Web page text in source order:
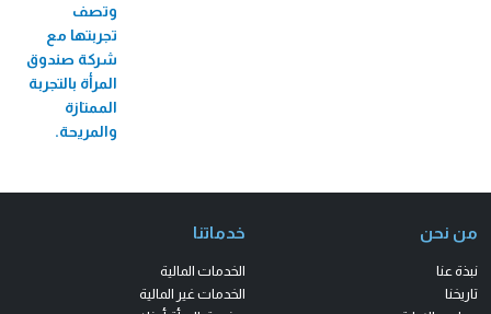
وتصف
تجربتها مع
شركة صندوق
المرأة بالتجربة
الممتازة
والمريحة.
من نحن
نبذة عنا
تاريخنا
خدماتنا
الخدمات المالية
الخدمات غير المالية